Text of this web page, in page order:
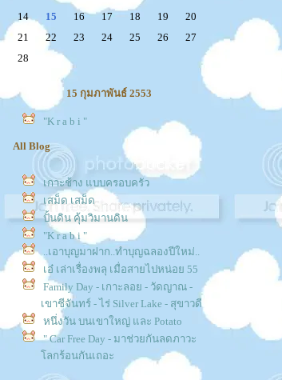
14
15 16 17 18 19
20
21
22 23 24 25 26
27
28
15 กุมภาพันธ์ 2553
"K r a b i "
All Blog
เกาะช้าง แบบครอบครัว
เสม็ด เสม็ด
ปั้นดิน คุ้มวิมานดิน
"K r a b i "
..เอาบุญมาฝาก..ทำบุญฉลองปีใหม่..
เอ๋ เล่าเรื่องพลุ เมื่อสายไปหน่อย 55
Family Day - เกาะลอย - วัดญาณ -
เขาชีจันทร์ - ไร่ Silver Lake - สุขาวดี
หนึ่งวัน บนเขาใหญ่ และ Potato
" Car Free Day - มาช่วยกันลดภาวะ
ลกร้อนกันเถอะ
Trip เชียงใหม่-เชียงราย 2 Days 1